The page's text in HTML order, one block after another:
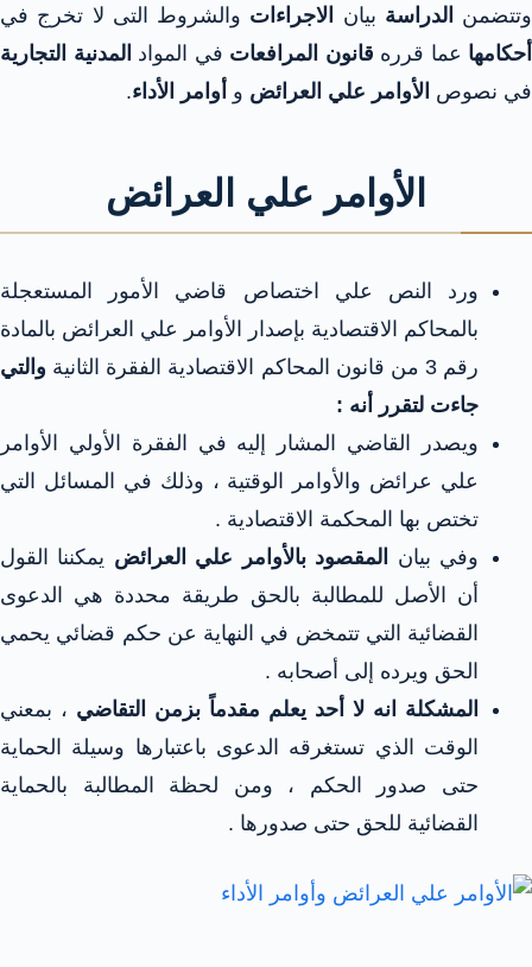
وتتضمن
الدراسة بيان الاجراءات والشروط التى لا تخرج في
أحكامها عما قرره قانون المرافعات في المواد المدنية التجارية
في نصوص الأوامر علي العرائض و أوامر الأداء.
الأوامر علي العرائض
ورد النص علي اختصاص قاضي الأمور المستعجلة
بالمحاكم الاقتصادية بإصدار الأوامر علي العرائض بالمادة
رقم 3 من قانون المحاكم الاقتصادية الفقرة الثانية
والتي
جاءت لتقرر أنه :
ويصدر القاضي المشار إليه في الفقرة الأولي الأوامر
علي عرائض والأوامر الوقتية ، وذلك في المسائل التي
تختص بها المحكمة الاقتصادية .
وفي بيان
المقصود بالأوامر علي العرائض يمكننا القول
أن الأصل للمطالبة بالحق طريقة محددة هي الدعوى
القضائية التي تتمخض في النهاية عن حكم قضائي يحمي
الحق ويرده إلى أصحابه .
المشكلة انه لا أحد يعلم مقدماً بزمن التقاضي ، بمعني
الوقت الذي تستغرقه الدعوى باعتبارها وسيلة الحماية
حتى صدور الحكم ، ومن لحظة المطالبة بالحماية
القضائية للحق حتى صدورها .